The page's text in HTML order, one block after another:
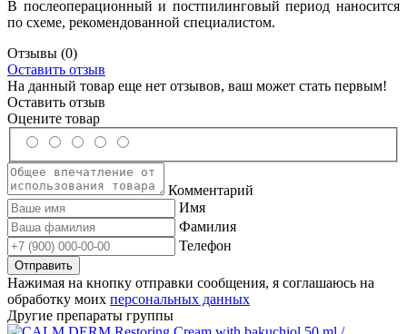
В послеоперационный и постпилинговый период наносится
по схеме, рекомендованной специалистом.
Отзывы (0)
Оставить отзыв
На данный товар еще нет отзывов, ваш может стать первым!
Оставить отзыв
Оцените товар
Комментарий
Имя
Фамилия
Телефон
Нажимая на кнопку отправки сообщения, я соглашаюсь на
обработку моих персональных данных
Другие препараты группы